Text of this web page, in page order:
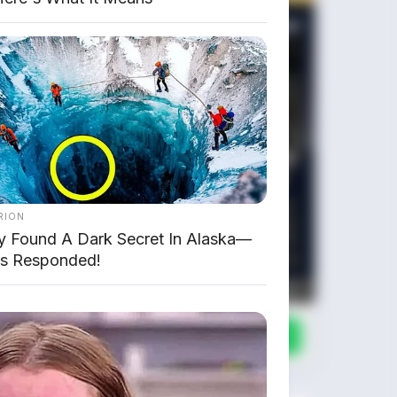
Chat Kami Sekarang
Found A Dark Secret In Alaska—
Responded!